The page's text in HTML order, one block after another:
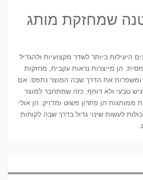
שמחזקת מותג
היעילות ביותר לשדר מקצועיות ולהגדיל
הן מייצרות נראות עקבית, מחזקות
ומשפרות את הדרך שבה המוצר נתפס. אם
טבעי ולא דוחף, כזה שמתחבר למוצר
ממותגות הן פתרון פשוט ומדויק. הן אולי
לעשות שינוי גדול בדרך שבה לקוחות